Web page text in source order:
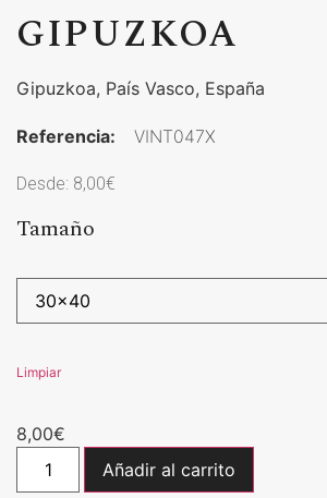
GIPUZKOA
Gipuzkoa, País Vasco, España
Referencia: VINT047X
Desde: 8,00€
Tamaño
Limpiar
8,00€
Añadir al carrito